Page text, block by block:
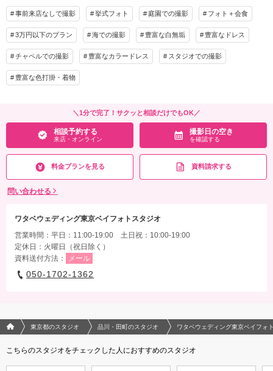
事前来店なしで撮影 挙式フォト 庭園での撮影 フォト＋会食
3万円以下のプラン 海での撮影 豊富な白無垢 豊富なドレス
チャペルでの撮影 豊富なカラードレス スタジオでの撮影
豊富な色打掛・着物
＼1分で完了！サクッと相談だけでもOK／
相談予約する
来店・オンライン
撮影日の空き
を確認する
料金プランを見る 資料請求する
問い合わせる
ワタベウェディング東京ベイフォトスタジオ
営業時間：平日：11:00-19:00 土日祝：10:00-19:00
定休日：火曜日（祝日除く）
資料送付方法：
メール
050-1702-1362
フォトウエディング/結婚写真のPhotorait ホーム
東京都のスタジオ 品川・田町のスタジオ ワタベウェディング東京ベイフォ
こちらのスタジオをチェックした人におすすめのスタジオ